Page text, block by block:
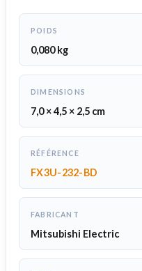
POIDS
0,080 kg
DIMENSIONS
7,0 × 4,5 × 2,5 cm
RÉFÉRENCE
FX3U-232-BD
FABRICANT
Mitsubishi Electric